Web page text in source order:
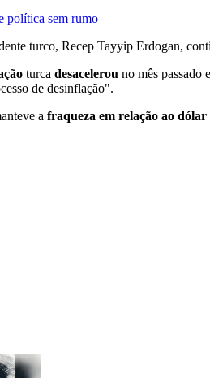
política sem rumo
turco, Recep Tayyip Erdogan,
turca desacelerou no mês passado
de desinflação".
a fraqueza em relação ao dólar